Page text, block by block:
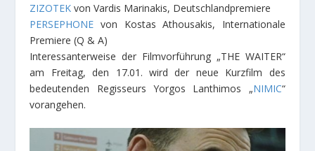
ZIZOTEK von Vardis Marinakis, Deutschlandpremiere
PERSEPHONE von Kostas Athousakis, Internationale
Premiere (Q & A)
Interessanterweise der Filmvorführung „THE WAITER“
am Freitag, den 17.01. wird der neue Kurzfilm des
bedeutenden Regisseurs Yorgos Lanthimos „NIMIC“
vorangehen.